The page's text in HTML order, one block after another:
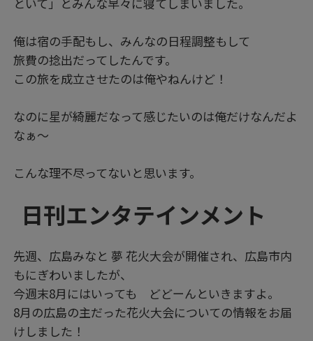
俺は宿の手配もし、みんなの日程調整もして
旅費の捻出だってしたんです。
この旅を成立させたのは俺やねんけど！
なのに星が綺麗だなって感じたいのは俺だけなんだよ
なぁ～
こんな理不尽ってないと思います。
日刊エンタテインメント
先週、広島みなと 夢 花火大会が開催され、広島市内
もにぎわいましたが、
今週末8月にはいっても どどーんといきますよ。
8月の広島の主だった花火大会についての情報をお届
けしました！